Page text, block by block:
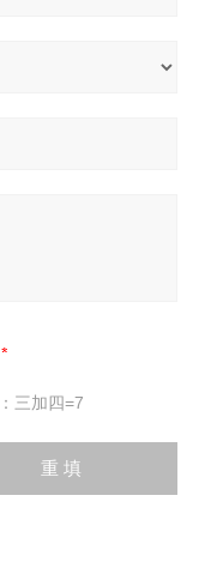
三加四=7